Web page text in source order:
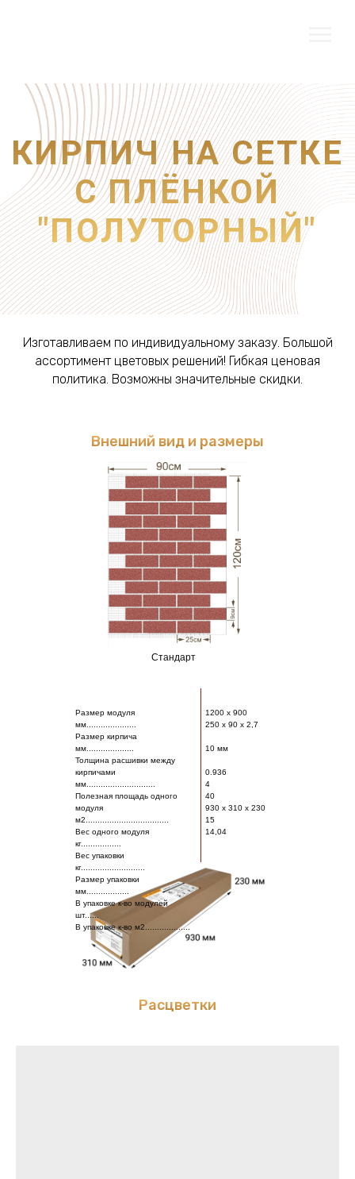
КИРПИЧ НА СЕТКЕ
С ПЛЁНКОЙ
"ПОЛУТОРНЫЙ"
Изготавливаем по индивидуальному заказу. Большой
ассортимент цветовых решений! Гибкая ценовая
политика. Возможны значительные скидки.
Внешний вид и размеры
Размер модуля
мм.....................
Размер кирпича
мм....................
Толщина расшивки между
кирпичами
мм.............................
Полезная площадь одного
модуля
м2...................................
Вес одного модуля
кг.................
Вес упаковки
кг...........................
Размер упаковки
мм..................
В упаковке к-во модулей
шт......
В упаковке к-во м2...................
Стандарт
1200 х 900
250 х 90 х 2,7
10 мм
0.936
4
40
930 х 310 х 230
15
14,04
Расцветки